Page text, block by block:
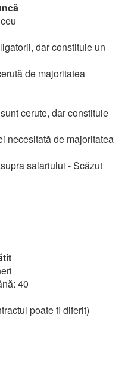
dar constituie un
de majoritatea
cerute, dar constituie
necesitată de majoritatea
salariului - Scăzut
40
poate fi diferit)